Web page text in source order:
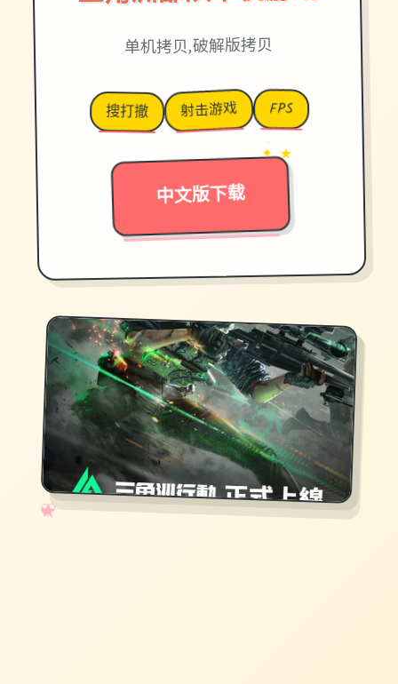
单机拷贝,破解版拷贝
搜打撤 射击游戏 FPS
中文版下载
→
✦ ★
✧
♡
★
♥